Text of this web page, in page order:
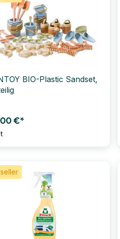
BIO-Plastic Sandset,
€*